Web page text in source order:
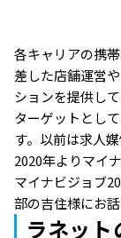
各キャリアの携
差した店舗運営
ションを提供し
ターゲットとし
す。以前は求人
2020年よりマイ
マイナビジョブ
部の吉住様にお
ラネッ